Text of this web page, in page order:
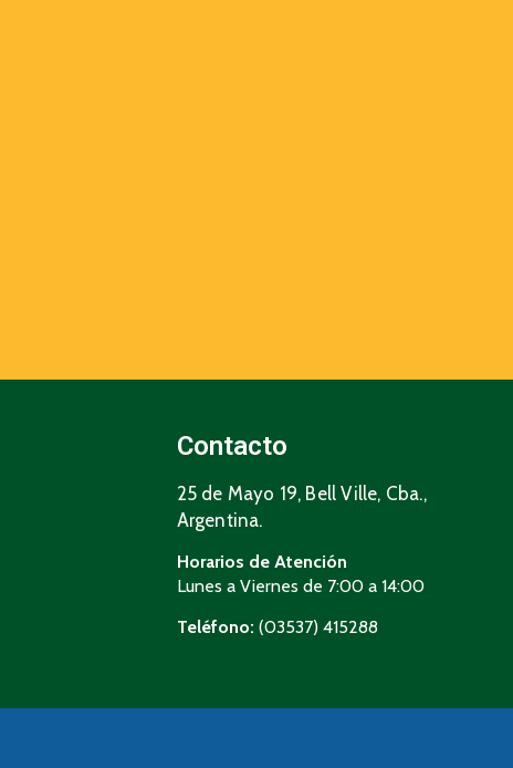
Contacto
25 de Mayo 19, Bell Ville, Cba.,
Argentina.
Horarios de Atención
Lunes a Viernes de 7:00 a 14:00
Teléfono: (03537) 415288